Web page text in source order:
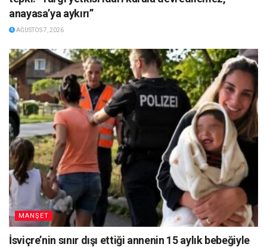
anayasa’ya aykırı”
AĞUSTOS 7, 2026
MANŞET
İsviçre’nin sınır dışı ettiği annenin 15 aylık bebeğiyle